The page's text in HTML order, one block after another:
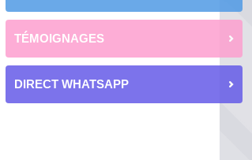
TÉMOIGNAGES
DIRECT WHATSAPP